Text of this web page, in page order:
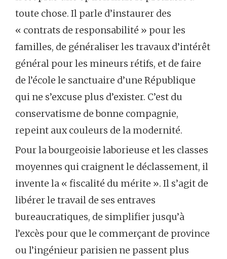
toute chose. Il parle d’instaurer des
« contrats de responsabilité » pour les
familles, de généraliser les travaux d’intérêt
général pour les mineurs rétifs, et de faire
de l’école le sanctuaire d’une République
qui ne s’excuse plus d’exister. C’est du
conservatisme de bonne compagnie,
repeint aux couleurs de la modernité.
Pour la bourgeoisie laborieuse et les classes
moyennes qui craignent le déclassement, il
invente la « fiscalité du mérite ». Il s’agit de
libérer le travail de ses entraves
bureaucratiques, de simplifier jusqu’à
l’excès pour que le commerçant de province
ou l’ingénieur parisien ne passent plus